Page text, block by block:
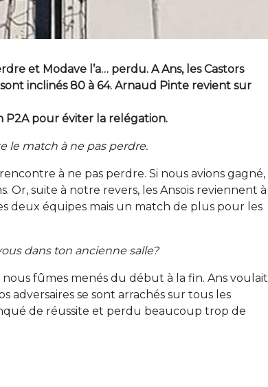
et Modave l’a… perdu. A Ans, les Castors
inclinés 80 à 64. Arnaud Pinte revient sur
pour éviter la relégation.
le match à ne pas perdre.
à ne pas perdre. Si nous avions gagné,
Or, suite à notre revers, les Ansois reviennent à
deux équipes mais un match de plus pour les
dans ton ancienne salle?
nous fûmes menés du début à la fin. Ans voulait
adversaires se sont arrachés sur tous les
de réussite et perdu beaucoup trop de